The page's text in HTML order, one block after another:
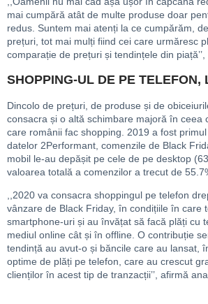
mai cumpără atât de multe produse doar
redus. Suntem mai atenți la ce cumpărăm,
prețuri, tot mai mulți fiind cei care urmăresc
comparație de prețuri și tendințele din
SHOPPING-UL DE PE TELEFON,
Dincolo de prețuri, de produse și de
consacra și o altă schimbare majoră în ceea
care românii fac shopping. 2019 a fost
datelor 2Performant, comenzile de Black
mobil le-au depășit pe cele de pe desktop
valoarea totală a comenzilor a trecut de
,,2020 va consacra shoppingul pe telefon
vânzare de Black Friday, în condițiile în care
smartphone-uri și au învățat să facă plăți cu
mediul online cât și în offline. O contribuție
tendință au avut-o și băncile care au lansat,
optime de plăți pe telefon, care au crescut
clienților în acest tip de tranzacții’’, afirmă